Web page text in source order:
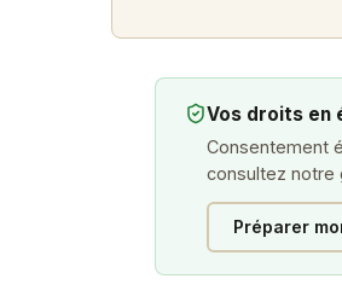
Vos droits en
Consentement
consultez notre
Préparer